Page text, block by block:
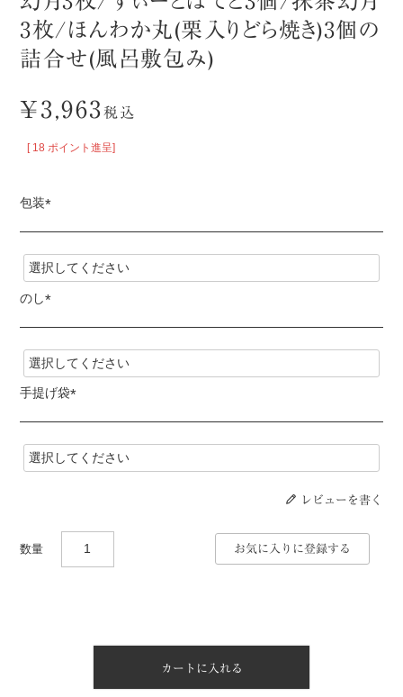
3枚/ほんわか丸(栗入りどら焼き)3個の
詰合せ(風呂敷包み)
¥3,963税込
[ 18 ポイント進呈]
包装
(
必
須
)
のし
(
須
)
手提げ袋
(
須
レビューを書く
お気に入りに登録する
カートに入れる